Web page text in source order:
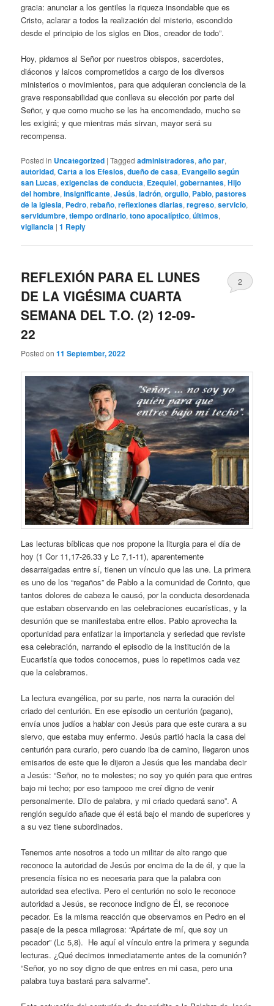
gracia: anunciar a los gentiles la riqueza insondable que es
Cristo, aclarar a todos la realización del misterio, escondido
desde el principio de los siglos en Dios, creador de todo”.
Hoy, pidamos al Señor por nuestros obispos, sacerdotes,
diáconos y laicos comprometidos a cargo de los diversos
ministerios o movimientos, para que adquieran conciencia de la
grave responsabilidad que conlleva su elección por parte del
Señor, y que como mucho se les ha encomendado, mucho se
les exigirá; y que mientras más sirvan, mayor será su
recompensa.
Posted in Uncategorized |Tagged administradores,año par,
autoridad,Carta a los Efesios,dueño de casa, Evangelio según
san Lucas,exigencias de conducta, Ezequiel,gobernantes,Hijo
del hombre,insignificante,Jesús,ladrón,orgullo, Pablo,pastores
de la iglesia, Pedro,rebaño,reflexiones diarias,regreso,servicio,
servidumbre,tiempo ordinario,tono apocalíptico,últimos,
vigilancia |1 Reply
REFLEXIÓN PARA EL LUNES
DE LA VIGÉSIMA CUARTA
SEMANA DEL T.O. (2) 12-09-
22
Posted on11 September, 2022
2
Las lecturas bíblicas que nos propone la liturgia para el día de
hoy (1 Cor 11,17-26.33 y Lc 7,1-11), aparentemente
desarraigadas entre sí, tienen un vínculo que las une. La primera
es uno de los “regaños” de Pablo a la comunidad de Corinto, que
tantos dolores de cabeza le causó, por la conducta desordenada
que estaban observando en las celebraciones eucarísticas, y la
desunión que se manifestaba entre ellos. Pablo aprovecha la
oportunidad para enfatizar la importancia y seriedad que reviste
esa celebración, narrando el episodio de la institución de la
Eucaristía que todos conocemos, pues lo repetimos cada vez
que la celebramos.
La lectura evangélica, por su parte, nos narra la curación del
criado del centurión. En ese episodio un centurión (pagano),
envía unos judíos a hablar con Jesús para que este curara a su
siervo, que estaba muy enfermo. Jesús partió hacia la casa del
centurión para curarlo, pero cuando iba de camino, llegaron unos
emisarios de este que le dijeron a Jesús que les mandaba decir
a Jesús: “Señor, no te molestes; no soy yo quién para que entres
bajo mi techo; por eso tampoco me creí digno de venir
personalmente. Dilo de palabra, y mi criado quedará sano”. A
renglón seguido añade que él está bajo el mando de superiores y
a su vez tiene subordinados.
Tenemos ante nosotros a todo un militar de alto rango que
reconoce la autoridad de Jesús por encima de la de él, y que la
presencia física no es necesaria para que la palabra con
autoridad sea efectiva. Pero el centurión no solo le reconoce
autoridad a Jesús, se reconoce indigno de Él, se reconoce
pecador. Es la misma reacción que observamos en Pedro en el
pasaje de la pesca milagrosa: “Apártate de mí, que soy un
pecador” (Lc 5,8). He aquí el vínculo entre la primera y segunda
lecturas. ¿Qué decimos inmediatamente antes de la comunión?
“Señor, yo no soy digno de que entres en mi casa, pero una
palabra tuya bastará para salvarme”.